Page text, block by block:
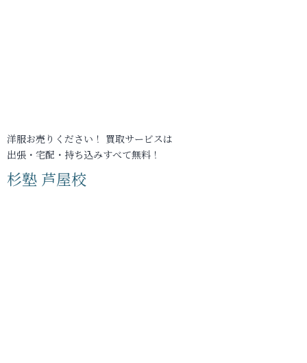
洋服お売りください！ 買取サービスは
出張・宅配・持ち込みすべて無料！
杉塾 芦屋校